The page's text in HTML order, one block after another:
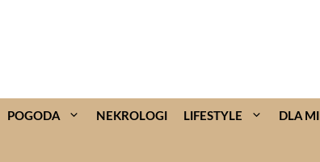
POGODA NEKROLOGI LIFESTYLE DLA